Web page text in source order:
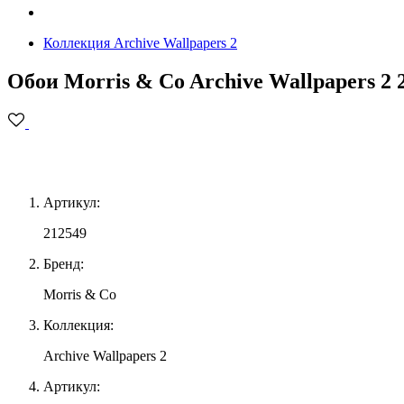
Коллекция Archive Wallpapers 2
Обои Morris & Co Archive Wallpapers 2
Артикул:
212549
Бренд:
Morris & Co
Коллекция:
Archive Wallpapers 2
Артикул: